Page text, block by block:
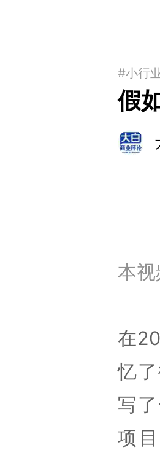
#小行
假
本
在
忆
写
项